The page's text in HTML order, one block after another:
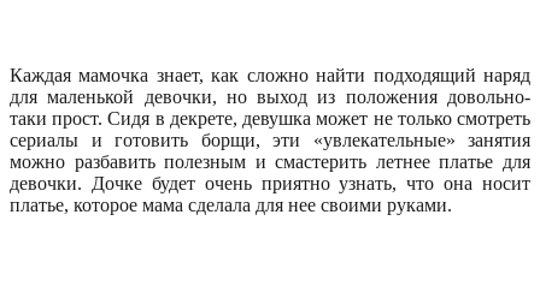
Каждая мамочка знает, как сложно найти подходящий наряд
для маленькой девочки, но выход из положения довольно-
таки прост. Сидя в декрете, девушка может не только смотреть
сериалы и готовить борщи, эти «увлекательные» занятия
можно разбавить полезным и смастерить летнее платье для
девочки. Дочке будет очень приятно узнать, что она носит
платье, которое мама сделала для нее своими руками.